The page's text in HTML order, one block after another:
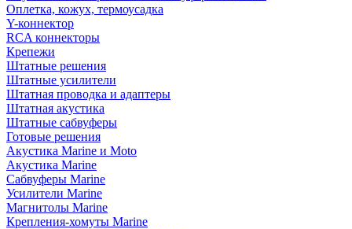
Оплетка, кожух, термоусадка
Y-коннектор
RCA коннекторы
Крепежи
Штатные решения
Штатные усилители
Штатная проводка и адаптеры
Штатная акустика
Штатные сабвуферы
Готовые решения
Акустика Marine и Moto
Акустика Marine
Сабвуферы Marine
Усилители Marine
Магнитолы Marine
Крепления-хомуты Marine